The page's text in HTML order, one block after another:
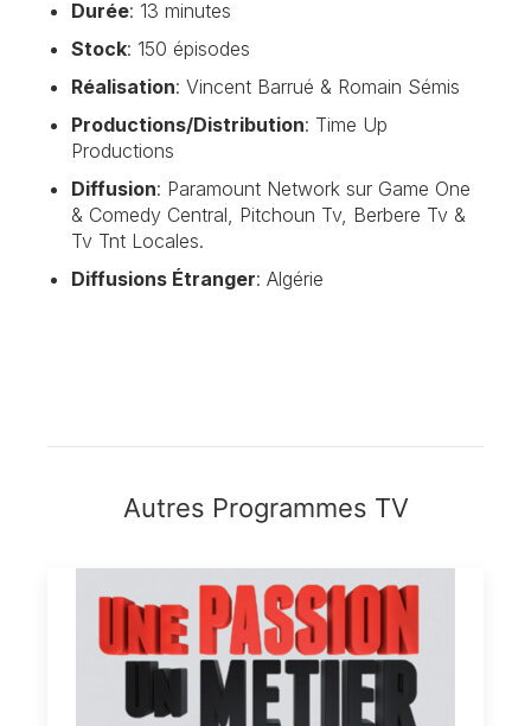
Durée: 13 minutes
Stock: 150 épisodes
Réalisation: Vincent Barrué & Romain Sémis
Productions/Distribution: Time Up
Productions
Diffusion: Paramount Network sur Game One
& Comedy Central, Pitchoun Tv, Berbere Tv &
Tv Tnt Locales.
Diffusions Étranger: Algérie
Autres Programmes TV